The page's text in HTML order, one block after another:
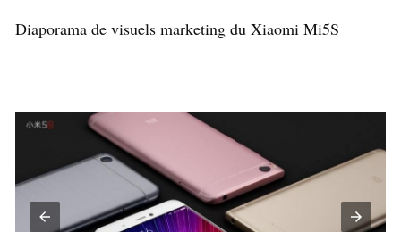
Diaporama de visuels marketing du Xiaomi Mi5S